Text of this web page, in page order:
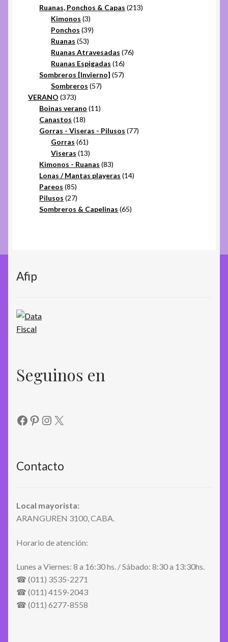
productos
Ruanas, Ponchos & Capas 213213
Kimonos 33
productos
Ponchos 3939
Ruanas 5353
productos
Ruanas Atravesadas 7676
Ruanas Espigadas 1616
productos
Sombreros [Invierno] 5757
Sombreros 5757
VERANO 373373
productos
Boinas verano 1111
Canastos 1818
productos
Gorras - Viseras - Pilusos 7777
Gorras 6161
productos
Viseras 1313
productos
Kimonos - Ruanas 8383
productos
Lonas / Mantas playeras 1414
Pareos 8585
productos
Pilusos 2727
productos
Sombreros & Capelinas 6565
Afip
Seguinos en
Facebook
Pinterest
Instagram
X
Contacto
Local mayorista:
ARANGUREN 3100, CABA.
Horario de atención:
Lunes a Viernes: 8 a 16:30 hs. / Sábado: 8:30 a 13:30hs.
☎ (011) 3535-2271
☎ (011) 4159-2043
☎ (011) 6277-8558